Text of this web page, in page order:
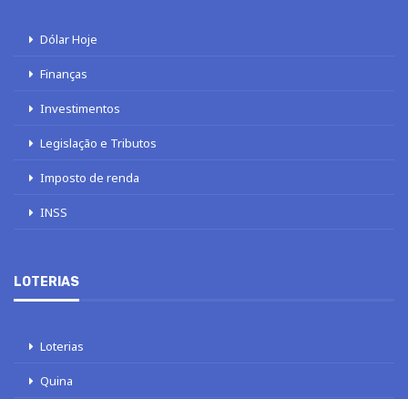
Dólar Hoje
Finanças
Investimentos
Legislação e Tributos
Imposto de renda
INSS
LOTERIAS
Loterias
Quina